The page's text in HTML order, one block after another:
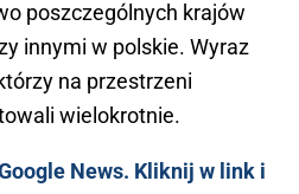
poszczególnych krajów
innymi w polskie. Wyraz
na przestrzeni
wielokrotnie.
News. Kliknij w link i